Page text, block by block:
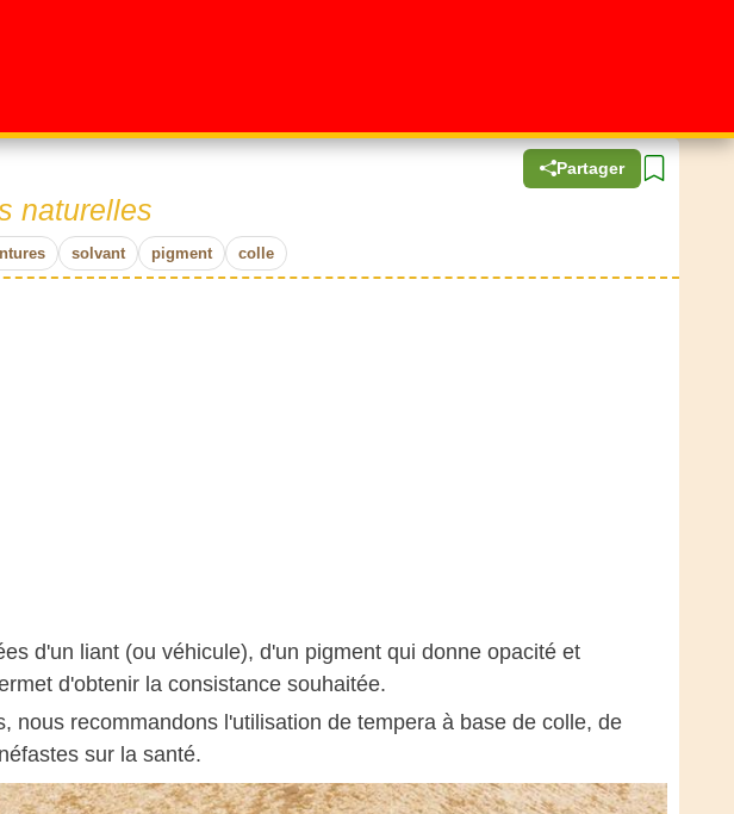
Partager
naturelles
solvant pigment colle
d'un liant (ou véhicule), d'un pigment qui donne opacité et
d'obtenir la consistance souhaitée.
nous recommandons l'utilisation de tempera à base de colle, de
sur la santé.